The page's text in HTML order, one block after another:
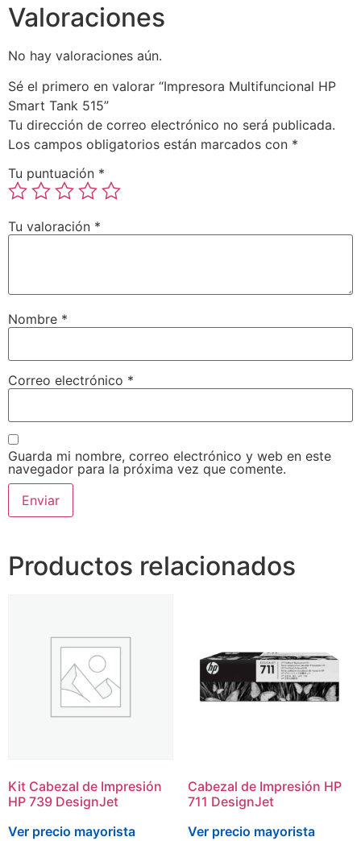
Valoraciones
No hay valoraciones aún.
Sé el primero en valorar “Impresora Multifuncional HP
Smart Tank 515”
Tu dirección de correo electrónico no será publicada.
Los campos obligatorios están marcados con *
Tu puntuación *
Tu valoración *
Nombre *
Correo electrónico *
Guarda mi nombre, correo electrónico y web en este
navegador para la próxima vez que comente.
Productos relacionados
Kit Cabezal de Impresión
HP 739 DesignJet
Ver precio mayorista
Cabezal de Impresión HP
711 DesignJet
Ver precio mayorista